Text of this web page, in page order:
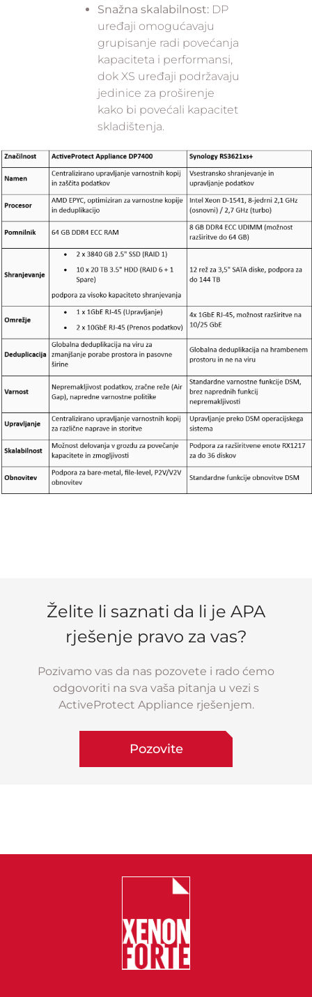
Snažna skalabilnost: DP
uređaji omogućavaju
grupisanje radi povećanja
kapaciteta i performansi,
dok XS uređaji podržavaju
jedinice za proširenje
kako bi povećali kapacitet
skladištenja.
Želite li saznati da li je APA
rješenje pravo za vas?
Pozivamo vas da nas pozovete i rado ćemo
odgovoriti na sva vaša pitanja u vezi s
ActiveProtect Appliance rješenjem.
Pozovite